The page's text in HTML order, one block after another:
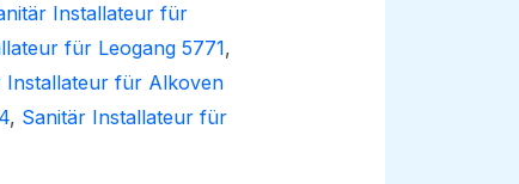
Installateur für
für Leogang 5771,
Installateur für Alkoven
, Sanitär Installateur für